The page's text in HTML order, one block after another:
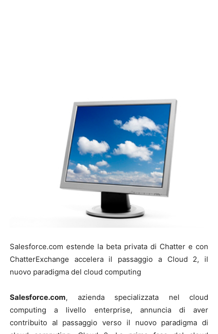
Salesforce.com estende la beta privata di Chatter e con
ChatterExchange accelera il passaggio a Cloud 2, il
nuovo paradigma del cloud computing
Salesforce.com, azienda specializzata nel cloud
computing a livello enterprise, annuncia di aver
contribuito al passaggio verso il nuovo paradigma di